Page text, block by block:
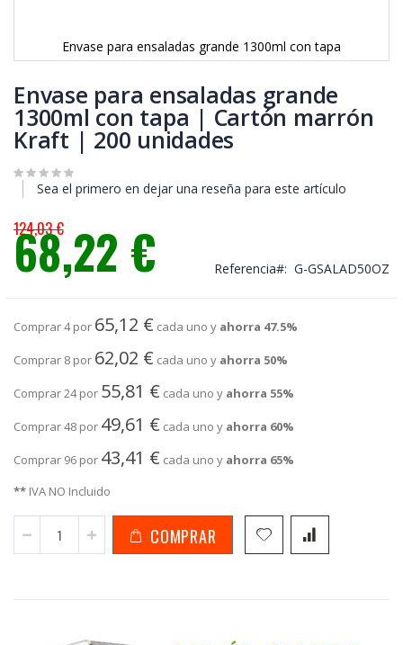
Envase para ensaladas grande 1300ml con tapa
al
comienzo
de
la
galería
de
imágenes
Envase para ensaladas grande
1300ml con tapa | Cartón marrón
Kraft | 200 unidades
Sea el primero en dejar una reseña para este artículo
124,03 €
Precio
especial
68,22 € Referencia G-GSALAD50OZ
Comprar 4 por 65,12 € cada uno y ahorra 47.5%
Comprar 8 por 62,02 € cada uno y ahorra 50%
Comprar 24 por 55,81 € cada uno y ahorra 55%
Comprar 48 por 49,61 € cada uno y ahorra 60%
Comprar 96 por 43,41 € cada uno y ahorra 65%
** IVA NO Incluido
COMPRAR